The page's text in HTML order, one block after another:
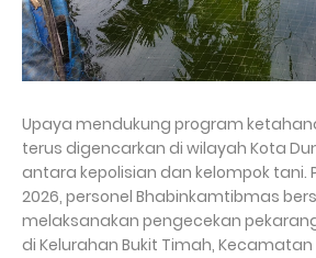
Upaya mendukung program
terus digencarkan di wilayah Kota
antara kepolisian dan kelompok tani.
2026, personel Bhabinkamtibmas
melaksanakan pengecekan
di Kelurahan Bukit Timah,